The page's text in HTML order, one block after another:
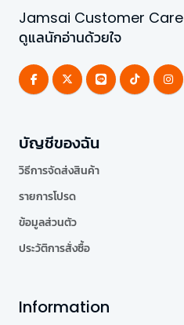
Jamsai Customer Care
ดูแลนักอ่านด้วยใจ
บัญชีของฉัน
วิธีการจัดส่งสินค้า
รายการโปรด
ข้อมูลส่วนตัว
ประวัติการสั่งซื้อ
Information